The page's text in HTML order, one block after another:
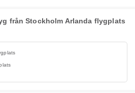
från Stockholm Arlanda flygplats